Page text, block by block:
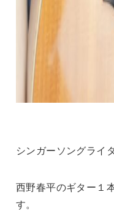
シンガーソングライ
西野春平のギター１
す。